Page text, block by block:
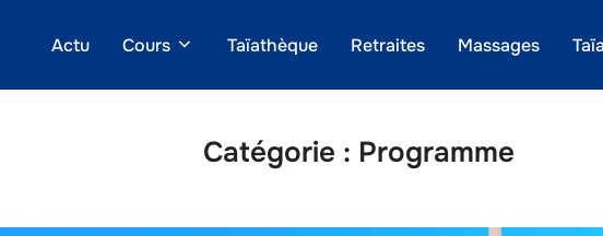
Actu Cours Taïathèque Retraites Massages Taïa
Catégorie : Programme